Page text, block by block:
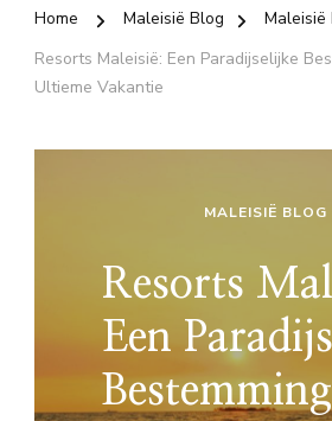
Home Maleisië Blog
Maleisië
Resorts Maleisië: Een Paradijselijke
Ultieme Vakantie
MALEISIË BLOG
Resorts
Een